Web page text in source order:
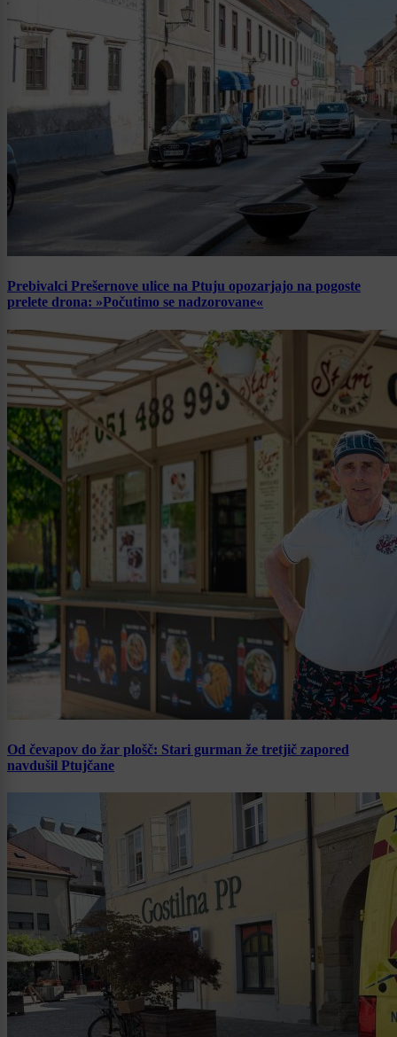
Prebivalci Prešernove ulice na Ptuju opozarjajo na pogoste
prelete drona: »Počutimo se nadzorovane«
Od čevapov do žar plošč: Stari gurman že tretjič zapored
navdušil Ptujčane